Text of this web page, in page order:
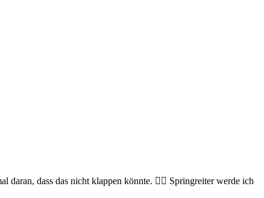
daran, dass das nicht klappen könnte. 🤷‍♀️ Springreiter werde ich